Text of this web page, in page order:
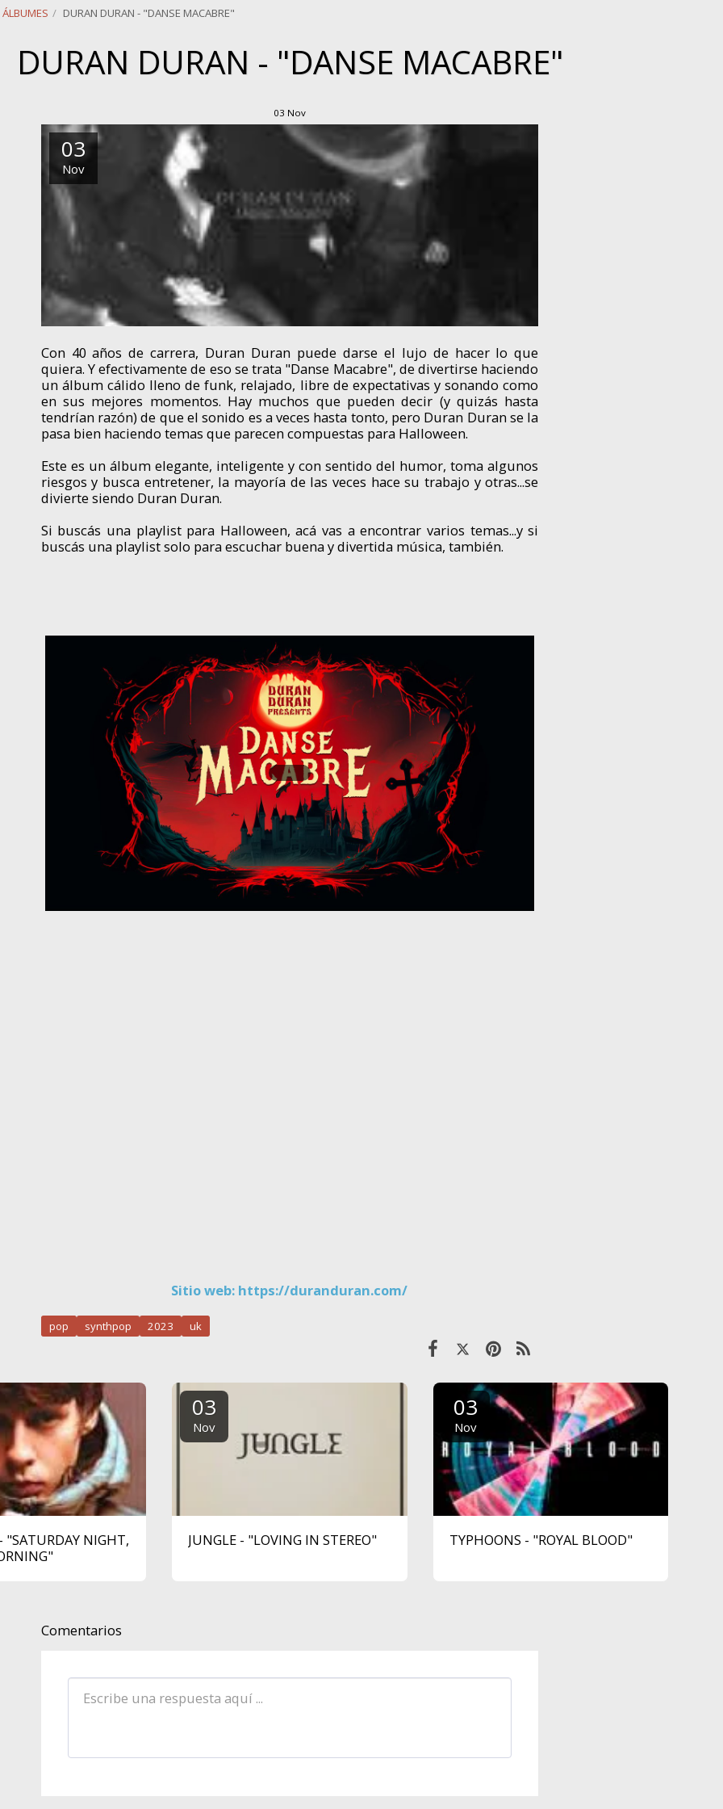
ÁLBUMES DURAN DURAN - "DANSE MACABRE"
DURAN DURAN - "DANSE MACABRE"
03 Nov
03
Nov
Con 40 años de carrera, Duran Duran puede darse el lujo de hacer lo que
quiera. Y efectivamente de eso se trata "Danse Macabre", de divertirse haciendo
un álbum cálido lleno de funk, relajado, libre de expectativas y sonando como
en sus mejores momentos. Hay muchos que pueden decir (y quizás hasta
tendrían razón) de que el sonido es a veces hasta tonto, pero Duran Duran se la
pasa bien haciendo temas que parecen compuestas para Halloween.
Este es un álbum elegante, inteligente y con sentido del humor, toma algunos
riesgos y busca entretener, la mayoría de las veces hace su trabajo y otras...se
divierte siendo Duran Duran.
Si buscás una playlist para Halloween, acá vas a encontrar varios temas...y si
buscás una playlist solo para escuchar buena y divertida música, también.
Sitio web: https://duranduran.com/
pop synthpop 2023 uk
"SATURDAY NIGHT,
03
Nov
JUNGLE - "LOVING IN STEREO"
03
Nov
TYPHOONS - "ROYAL BLOOD"
Comentarios